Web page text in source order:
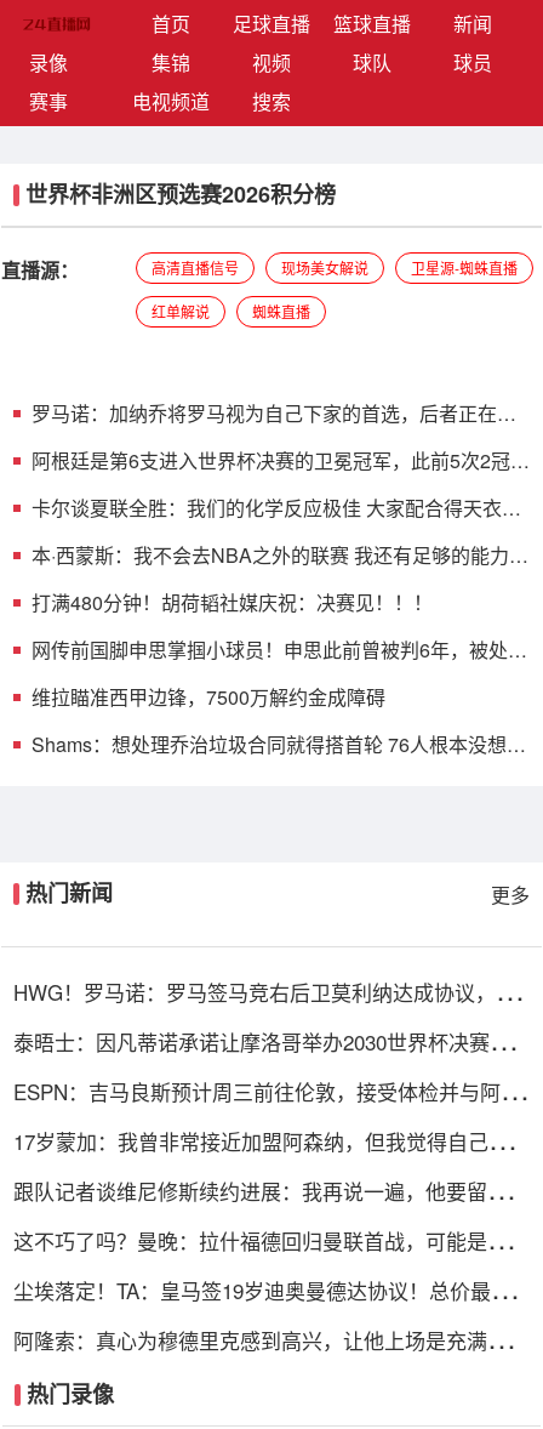
首页(current)足球直播 篮球直播
新闻
录像
集锦 视频 球队
球员
赛事
电视频道 搜索
世界杯非洲区预选赛2026积分榜
直播源： 高清直播信号 现场美女解说 卫星源-蜘蛛直播
红单解说 蜘蛛直播
罗马诺：加纳乔将罗马视为自己下家的首选，后者正在与
阿根廷是第6支进入世界杯决赛的卫冕冠军，此前5次2冠3
卡尔谈夏联全胜：我们的化学反应极佳 大家配合得天衣无
本·西蒙斯：我不会去NBA之外的联赛 我还有足够的能力回
打满480分钟！胡荷韬社媒庆祝：决赛见！！！
网传前国脚申思掌掴小球员！申思此前曾被判6年，被处以
维拉瞄准西甲边锋，7500万解约金成障碍
Shams：想处理乔治垃圾合同就得搭首轮 76人根本没想过
热门新闻 更多
HWG！罗马诺：罗马签马竞右后卫莫利纳达成协议，总
泰晤士：因凡蒂诺承诺让摩洛哥举办2030世界杯决赛，
ESPN：吉马良斯预计周三前往伦敦，接受体检并与阿森
17岁蒙加：我曾非常接近加盟阿森纳，但我觉得自己更适
跟队记者谈维尼修斯续约进展：我再说一遍，他要留下
这不巧了吗？曼晚：拉什福德回归曼联首战，可能是对阿
尘埃落定！TA：皇马签19岁迪奥曼德达协议！总价最高
阿隆索：真心为穆德里克感到高兴，让他上场是充满情感
热门录像